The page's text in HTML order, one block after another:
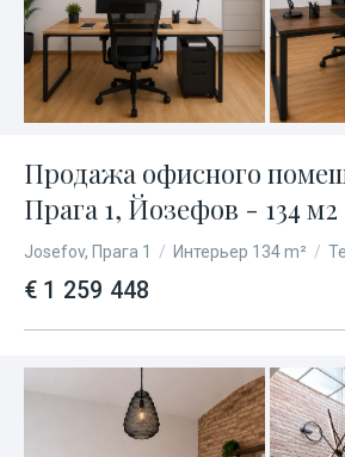
Продажа офисного
Прага 1, Йозефов - 134 м2
Josefov, Прага 1 / Интерьер 134 m² /
€ 1 259 448